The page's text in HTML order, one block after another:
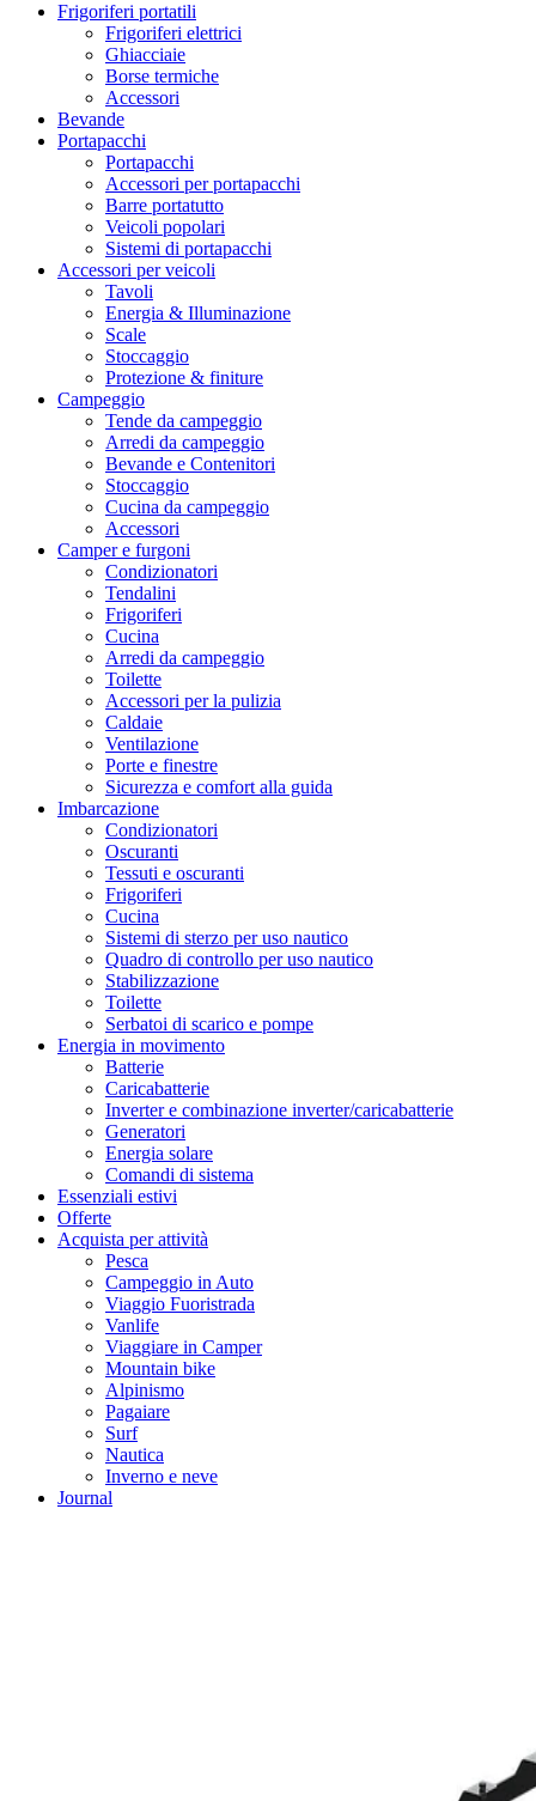
Frigoriferi portatili
Frigoriferi elettrici
Ghiacciaie
Borse termiche
Accessori
Bevande
Portapacchi
Portapacchi
Accessori per portapacchi
Barre portatutto
Veicoli popolari
Sistemi di portapacchi
Accessori per veicoli
Tavoli
Energia & Illuminazione
Scale
Stoccaggio
Protezione & finiture
Campeggio
Tende da campeggio
Arredi da campeggio
Bevande e Contenitori
Stoccaggio
Cucina da campeggio
Accessori
Camper e furgoni
Condizionatori
Tendalini
Frigoriferi
Cucina
Arredi da campeggio
Toilette
Accessori per la pulizia
Caldaie
Ventilazione
Porte e finestre
Sicurezza e comfort alla guida
Imbarcazione
Condizionatori
Oscuranti
Tessuti e oscuranti
Frigoriferi
Cucina
Sistemi di sterzo per uso nautico
Quadro di controllo per uso nautico
Stabilizzazione
Toilette
Serbatoi di scarico e pompe
Energia in movimento
Batterie
Caricabatterie
Inverter e combinazione inverter/caricabatterie
Generatori
Energia solare
Comandi di sistema
Essenziali estivi
Offerte
Acquista per attività
Pesca
Campeggio in Auto
Viaggio Fuoristrada
Vanlife
Viaggiare in Camper
Mountain bike
Alpinismo
Pagaiare
Surf
Nautica
Inverno e neve
Journal